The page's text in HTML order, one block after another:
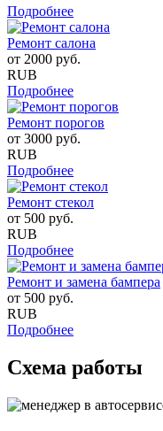
Подробнее
Ремонт салона
от 2000 руб.
RUB
Подробнее
Ремонт порогов
от 3000 руб.
RUB
Подробнее
Ремонт стекол
от 500 руб.
RUB
Подробнее
Ремонт и замена бампера
от 500 руб.
RUB
Подробнее
Схема работы